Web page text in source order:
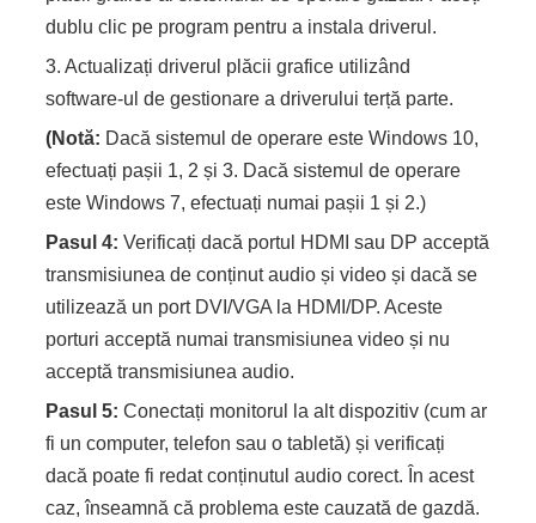
dublu clic pe program pentru a instala driverul.
3. Actualizați driverul plăcii grafice utilizând
software-ul de gestionare a driverului terță parte.
(Notă: Dacă sistemul de operare este Windows 10,
efectuați pașii 1, 2 și 3. Dacă sistemul de operare
este Windows 7, efectuați numai pașii 1 și 2.)
Pasul 4: Verificați dacă portul HDMI sau DP acceptă
transmisiunea de conținut audio și video și dacă se
utilizează un port DVI/VGA la HDMI/DP. Aceste
porturi acceptă numai transmisiunea video și nu
acceptă transmisiunea audio.
Pasul 5: Conectați monitorul la alt dispozitiv (cum ar
fi un computer, telefon sau o tabletă) și verificați
dacă poate fi redat conținutul audio corect. În acest
caz, înseamnă că problema este cauzată de gazdă.